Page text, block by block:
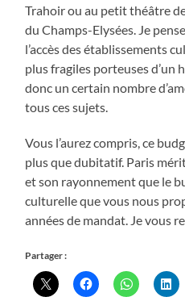
Trahoir ou au petit théâtre
du Champs-Elysées. Je
l’accès des établissements
plus fragiles porteuses d’un
donc un certain nombre
tous ces sujets.
Vous l’aurez compris, ce
plus que dubitatif. Paris
et son rayonnement que le
culturelle que vous nous
années de mandat. Je vous
Partager :